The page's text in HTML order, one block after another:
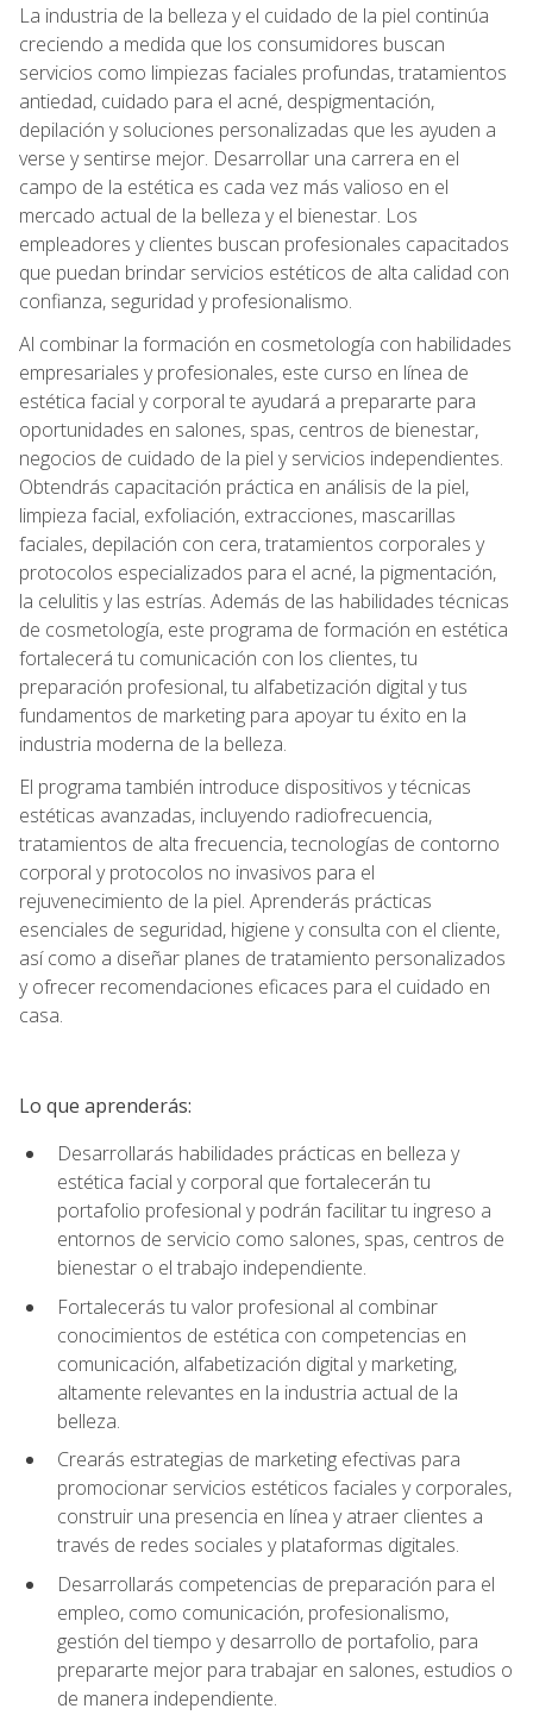
La industria de la belleza y el cuidado de la piel continúa
creciendo a medida que los consumidores buscan
servicios como limpiezas faciales profundas, tratamientos
antiedad, cuidado para el acné, despigmentación,
depilación y soluciones personalizadas que les ayuden a
verse y sentirse mejor. Desarrollar una carrera en el
campo de la estética es cada vez más valioso en el
mercado actual de la belleza y el bienestar. Los
empleadores y clientes buscan profesionales capacitados
que puedan brindar servicios estéticos de alta calidad con
confianza, seguridad y profesionalismo.
Al combinar la formación en cosmetología con habilidades
empresariales y profesionales, este curso en línea de
estética facial y corporal te ayudará a prepararte para
oportunidades en salones, spas, centros de bienestar,
negocios de cuidado de la piel y servicios independientes.
Obtendrás capacitación práctica en análisis de la piel,
limpieza facial, exfoliación, extracciones, mascarillas
faciales, depilación con cera, tratamientos corporales y
protocolos especializados para el acné, la pigmentación,
la celulitis y las estrías. Además de las habilidades técnicas
de cosmetología, este programa de formación en estética
fortalecerá tu comunicación con los clientes, tu
preparación profesional, tu alfabetización digital y tus
fundamentos de marketing para apoyar tu éxito en la
industria moderna de la belleza.
El programa también introduce dispositivos y técnicas
estéticas avanzadas, incluyendo radiofrecuencia,
tratamientos de alta frecuencia, tecnologías de contorno
corporal y protocolos no invasivos para el
rejuvenecimiento de la piel. Aprenderás prácticas
esenciales de seguridad, higiene y consulta con el cliente,
así como a diseñar planes de tratamiento personalizados
y ofrecer recomendaciones eficaces para el cuidado en
casa.
Lo que aprenderás:
Desarrollarás habilidades prácticas en belleza y
estética facial y corporal que fortalecerán tu
portafolio profesional y podrán facilitar tu ingreso a
entornos de servicio como salones, spas, centros de
bienestar o el trabajo independiente.
Fortalecerás tu valor profesional al combinar
conocimientos de estética con competencias en
comunicación, alfabetización digital y marketing,
altamente relevantes en la industria actual de la
belleza.
Crearás estrategias de marketing efectivas para
promocionar servicios estéticos faciales y corporales,
construir una presencia en línea y atraer clientes a
través de redes sociales y plataformas digitales.
Desarrollarás competencias de preparación para el
empleo, como comunicación, profesionalismo,
gestión del tiempo y desarrollo de portafolio, para
prepararte mejor para trabajar en salones, estudios o
de manera independiente.